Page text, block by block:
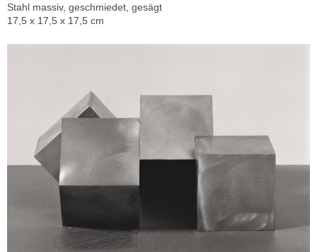
Stahl massiv, geschmiedet, gesägt
17,5 x 17,5 x 17,5 cm